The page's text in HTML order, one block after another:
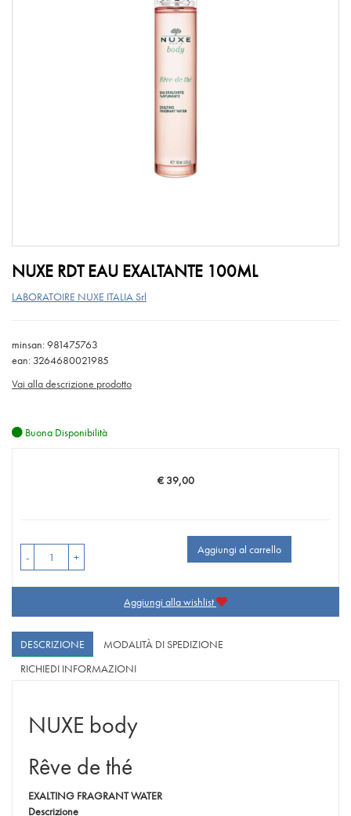
NUXE RDT EAU EXALTANTE 100ML
LABORATOIRE NUXE ITALIA Srl
minsan: 981475763
ean: 3264680021985
Vai alla descrizione prodotto
Buona Disponibilità
Prezzo
€ 39,00
- +
Aggiungi al carrello
Aggiungi alla wishlist
DESCRIZIONE
MODALITÀ DI SPEDIZIONE
RICHIEDI INFORMAZIONI
NUXE body
Rêve de thé
EXALTING FRAGRANT WATER
Descrizione